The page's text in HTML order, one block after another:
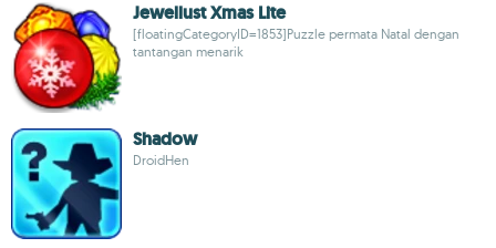
Jewellust Xmas Lite
[floatingCategoryID=1853]Puzzle permata Natal dengan
tantangan menarik
Shadow
DroidHen